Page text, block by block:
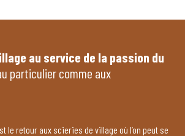
au service de la passion du
particulier comme aux
le retour aux scieries de village où l’on peut se